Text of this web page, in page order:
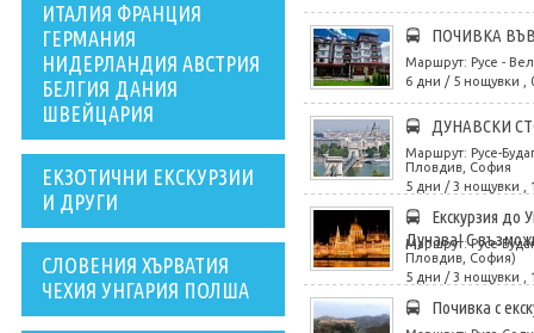
ИТАЛИЯ ФРАНЦИЯ
ГЕРМАНИЯ
НИДЕРЛАНДИЯ АВСТРИЯ
БЕЛГИЯ ДАНИЯ
ШВЕЙЦАРИЯ
ЕКЗОТИЧНИ ЕКСКУРЗИИ
И ДРУГИ
СЛОВЕНИЯ ХЪРВАТИЯ
ЧЕХИЯ УНГАРИЯ ПОЛША
ПОЧИВКА
Маршрут: Русе -
6 дни / 5 нощувки ,
ДУНАВСКИ
Маршрут: Русе-
Пловдив, София
5 дни / 3 нощувки ,
Екскурзия до
Дунава! С
Маршрут: Русе-
Пловдив, София)
5 дни / 3 нощувки ,
Почивка с